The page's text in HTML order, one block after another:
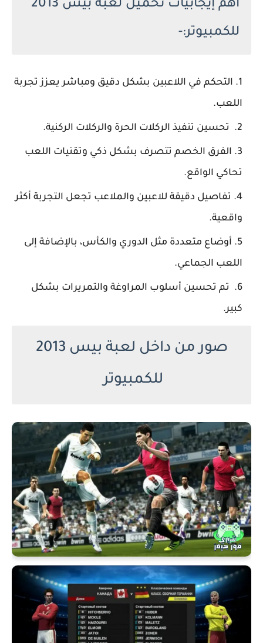
أهم إيجابيات تحميل لعبة بيس 2013
للكمبيوتر:-
التحكم في اللاعبين بشكل دقيق ومباشر يعزز تجربة
اللعب.
تحسين تنفيذ الركلات الحرة والركلات الركنية.
الفرق الخصم تتصرف بشكل ذكي وتقنيات اللعب
تحاكي الواقع.
تفاصيل دقيقة للاعبين والملاعب تجعل التجربة أكثر
واقعية.
أوضاع متعددة مثل الدوري والكأس، بالإضافة إلى
اللعب الجماعي.
تم تحسين أسلوب المراوغة والتمريرات بشكل
كبير.
صور من داخل لعبة بيس 2013
للكمبيوتر